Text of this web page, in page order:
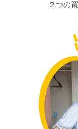
２つの